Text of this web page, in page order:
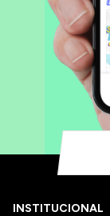
INSTITUCIONAL